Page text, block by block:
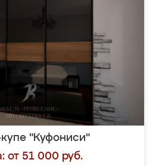
"Куфониси"
от 51 000 руб.